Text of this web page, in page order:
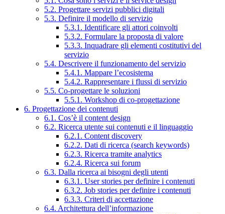
5.2. Progettare servizi pubblici digitali
5.3. Definire il modello di servizio
5.3.1. Identificare gli attori coinvolti
5.3.2. Formulare la proposta di valore
5.3.3. Inquadrare gli elementi costitutivi del
servizio
5.4. Descrivere il funzionamento del servizio
5.4.1. Mappare l’ecosistema
5.4.2. Rappresentare i flussi di servizio
5.5. Co-progettare le soluzioni
5.5.1. Workshop di co-progettazione
6. Progettazione dei contenuti
6.1. Cos’è il content design
6.2. Ricerca utente sui contenuti e il linguaggio
6.2.1. Content discovery
6.2.2. Dati di ricerca (search keywords)
6.2.3. Ricerca tramite analytics
6.2.4. Ricerca sui forum
6.3. Dalla ricerca ai bisogni degli utenti
6.3.1. User stories per definire i contenuti
6.3.2. Job stories per definire i contenuti
6.3.3. Criteri di accettazione
6.4. Architettura dell’informazione